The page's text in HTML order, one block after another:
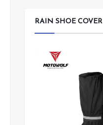
RAIN SHOE COVER